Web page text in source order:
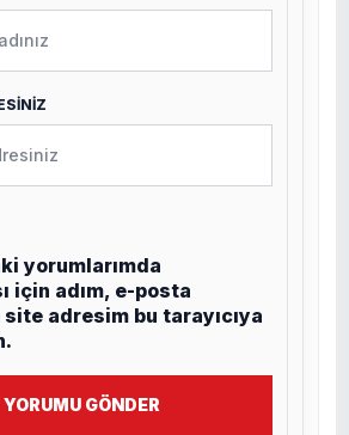
yorumlarımda
için adım, e-posta
adresim bu tarayıcıya
YORUMU GÖNDER